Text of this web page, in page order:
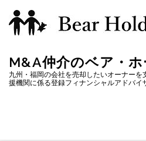
ン
ン
ツ
M&A仲介のベア・
九州・福岡の会社を売却したいオーナー
援機関に係る登録フィナンシャルアドバイ